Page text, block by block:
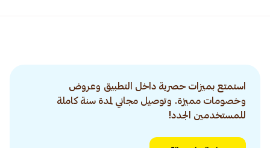
استمتع بميزات حصرية داخل التطبيق وعروض
وخصومات مميزة. وتوصيل مجاني لمدة سنة كاملة
للمستخدمين الجدد!